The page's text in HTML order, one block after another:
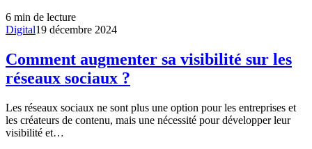
6 min de lecture
Digital19 décembre 2024
Comment augmenter sa visibilité sur les
réseaux sociaux ?
Les réseaux sociaux ne sont plus une option pour les entreprises et
les créateurs de contenu, mais une nécessité pour développer leur
visibilité et…